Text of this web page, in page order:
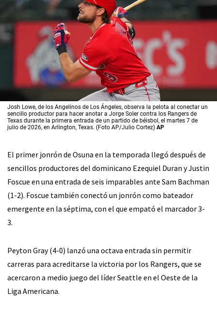
Josh Lowe, de los Angelinos de Los Ángeles, observa la pelota al conectar un
sencillo productor para hacer anotar a Jorge Soler contra los Rangers de
Texas durante la primera entrada de un partido de béisbol, el martes 7 de
julio de 2026, en Arlington, Texas. (Foto AP/Julio Cortez) AP
El primer jonrón de Osuna en la temporada llegó después de
sencillos productores del dominicano Ezequiel Duran y Justin
Foscue en una entrada de seis imparables ante Sam Bachman
(1-2). Foscue también conectó un jonrón como bateador
emergente en la séptima, con el que empató el marcador 3-
3.
Peyton Gray (4-0) lanzó una octava entrada sin permitir
carreras para acreditarse la victoria por los Rangers, que se
acercaron a medio juego del líder Seattle en el Oeste de la
Liga Americana.